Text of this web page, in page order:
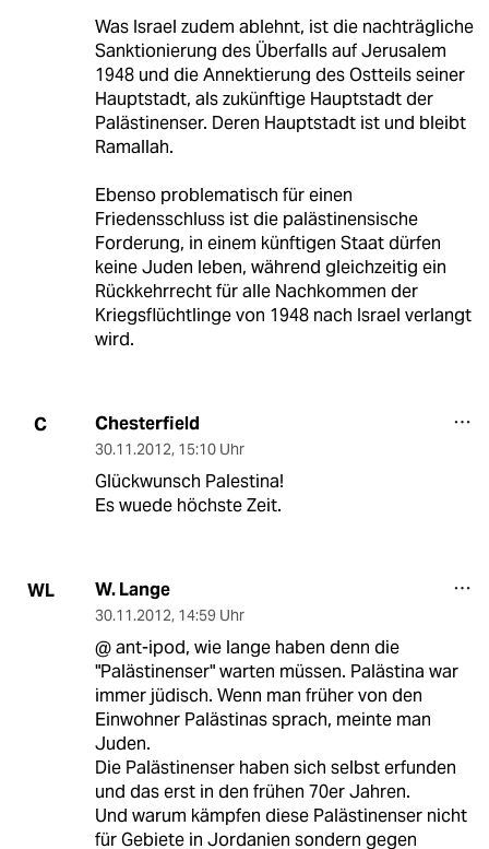
Was Israel zudem ablehnt, ist die nachträgliche
Sanktionierung des Überfalls auf Jerusalem
1948 und die Annektierung des Ostteils seiner
Hauptstadt, als zukünftige Hauptstadt der
Palästinenser. Deren Hauptstadt ist und bleibt
Ramallah.
Ebenso problematisch für einen
Friedensschluss ist die palästinensische
Forderung, in einem künftigen Staat dürfen
keine Juden leben, während gleichzeitig ein
Rückkehrrecht für alle Nachkommen der
Kriegsflüchtlinge von 1948 nach Israel verlangt
wird.
C Chesterfield
30.11.2012, 15:10 Uhr
Glückwunsch Palestina!
Es wuede höchste Zeit.
WL W. Lange
30.11.2012, 14:59 Uhr
@ ant-ipod, wie lange haben denn die
"Palästinenser" warten müssen. Palästina war
immer jüdisch. Wenn man früher von den
Einwohner Palästinas sprach, meinte man
Juden.
Die Palästinenser haben sich selbst erfunden
und das erst in den frühen 70er Jahren.
Und warum kämpfen diese Palästinenser nicht
für Gebiete in Jordanien sondern gegen